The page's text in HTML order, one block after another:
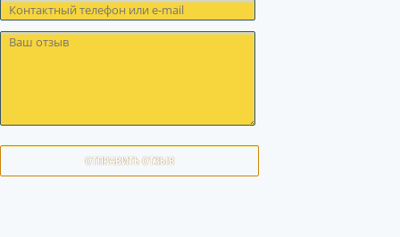
ОТПРАВИТЬ ОТЗЫВ